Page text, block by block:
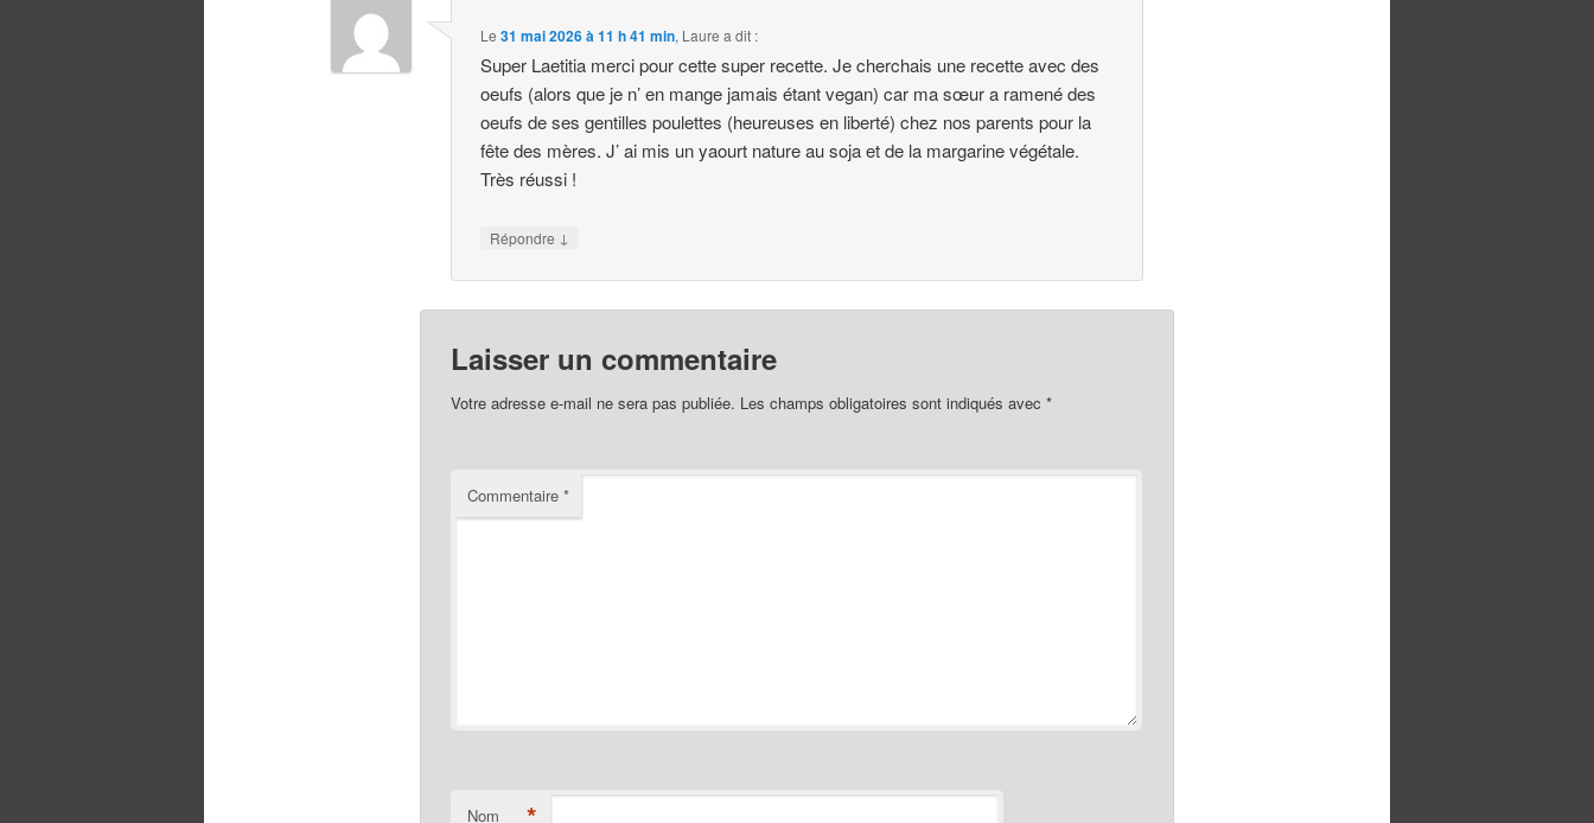
Le31 mai 2026 à 11 h 41 min, Laure a dit :
Super Laetitia merci pour cette super recette. Je cherchais une recette avec des
oeufs (alors que je n’ en mange jamais étant vegan) car ma sœur a ramené des
oeufs de ses gentilles poulettes (heureuses en liberté) chez nos parents pour la
fête des mères. J’ ai mis un yaourt nature au soja et de la margarine végétale.
Très réussi !
Répondre ↓
Laisser un commentaire
Votre adresse e-mail ne sera pas publiée. Les champs obligatoires sont indiqués avec *
Commentaire *
Nom